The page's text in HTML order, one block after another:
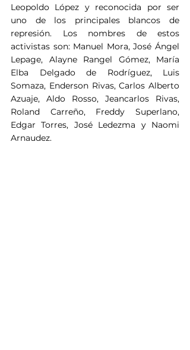
Leopoldo López y reconocida por ser
uno de los principales blancos de
represión. Los nombres de estos
activistas son: Manuel Mora, José Ángel
Lepage, Alayne Rangel Gómez, María
Elba Delgado de Rodríguez, Luis
Somaza, Enderson Rivas, Carlos Alberto
Azuaje, Aldo Rosso, Jeancarlos Rivas,
Roland Carreño, Freddy Superlano,
Edgar Torres, José Ledezma y Naomi
Arnaudez.